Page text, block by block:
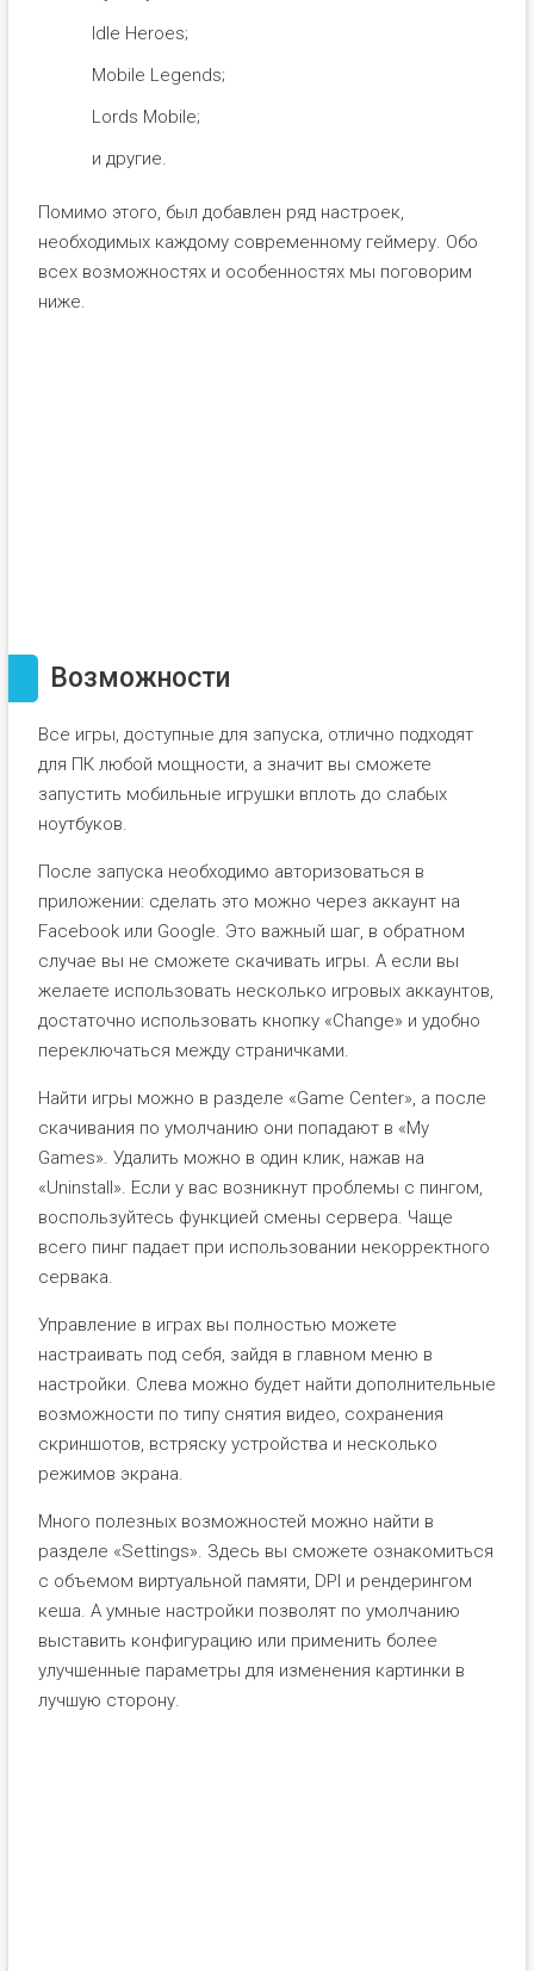
Idle Heroes;
Mobile Legends;
Lords Mobile;
и другие.
Помимо этого, был добавлен ряд настроек,
необходимых каждому современному геймеру. Обо
всех возможностях и особенностях мы поговорим
ниже.
Возможности
Все игры, доступные для запуска, отлично подходят
для ПК любой мощности, а значит вы сможете
запустить мобильные игрушки вплоть до слабых
ноутбуков.
После запуска необходимо авторизоваться в
приложении: сделать это можно через аккаунт на
Facebook или Google. Это важный шаг, в обратном
случае вы не сможете скачивать игры. А если вы
желаете использовать несколько игровых аккаунтов,
достаточно использовать кнопку «Change» и удобно
переключаться между страничками.
Найти игры можно в разделе «Game Center», а после
скачивания по умолчанию они попадают в «My
Games». Удалить можно в один клик, нажав на
«Uninstall». Если у вас возникнут проблемы с пингом,
воспользуйтесь функцией смены сервера. Чаще
всего пинг падает при использовании некорректного
сервака.
Управление в играх вы полностью можете
настраивать под себя, зайдя в главном меню в
настройки. Слева можно будет найти дополнительные
возможности по типу снятия видео, сохранения
скриншотов, встряску устройства и несколько
режимов экрана.
Много полезных возможностей можно найти в
разделе «Settings». Здесь вы сможете ознакомиться
с объемом виртуальной памяти, DPI и рендерингом
кеша. А умные настройки позволят по умолчанию
выставить конфигурацию или применить более
улучшенные параметры для изменения картинки в
лучшую сторону.